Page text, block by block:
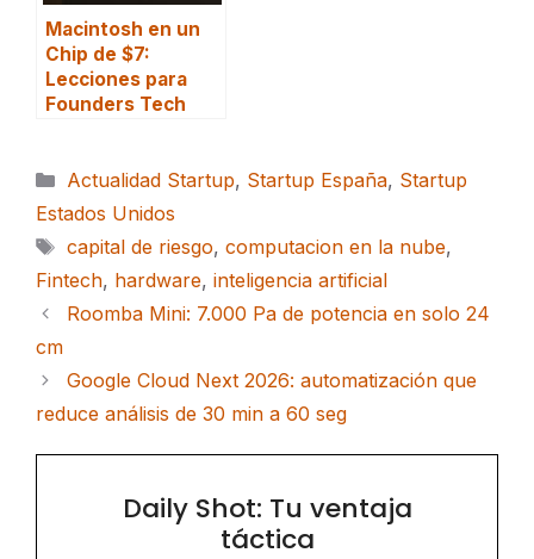
Macintosh en un
Chip de $7:
Lecciones para
Founders Tech
Categorías
Actualidad Startup, Startup España, Startup
Estados Unidos
Etiquetas
capital de riesgo, computacion en la nube,
Fintech, hardware, inteligencia artificial
Roomba Mini: 7.000 Pa de potencia en solo 24
cm
Google Cloud Next 2026: automatización que
reduce análisis de 30 min a 60 seg
Daily Shot: Tu ventaja
táctica